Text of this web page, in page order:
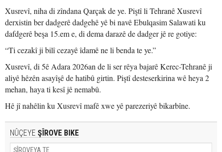
Xusrevî, niha di zîndana Qarçak de ye. Piştî li Tehranê Xusrevî
derxistin ber dadgerê dadgehê yê bi navê Ebulqasim Salawati ku
dafdgerê beşa 15.em e, di dema darazê de dadger jê re gotiye:
“Ti cezakî ji bilî cezayê îdamê ne li benda te ye.”
Xusrevî, di 5ê Adara 2026an de li ser rêya bajarê Kerec-Tehranê ji
aliyê hêzên asayîşê de hatibû girtin. Piştî desteserkirina wê heya 2
mehan, haya ti kesî jê nemabû.
Hê jî nahêlin ku Xusrevî mafê xwe yê parezeriyê bikarbîne.
NÛÇEYE ŞÎROVE BIKE